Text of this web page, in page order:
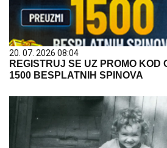
20. 07. 2026 08:04
REGISTRUJ SE UZ PROMO KOD
1500 BESPLATNIH SPINOVA